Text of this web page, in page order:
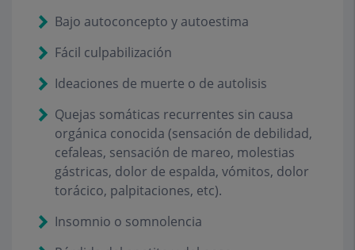
Bajo autoconcepto y autoestima
Fácil culpabilización
Ideaciones de muerte o de autolisis
Quejas somáticas recurrentes sin causa
orgánica conocida (sensación de debilidad,
cefaleas, sensación de mareo, molestias
gástricas, dolor de espalda, vómitos, dolor
torácico, palpitaciones, etc).
Insomnio o somnolencia